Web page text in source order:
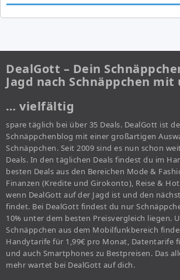
DealGott – Dein
Jagd nach Schnäppchen
… vielfältig
spare täglich bei über 35 Deals. DealGott ist
Schnäppchenblog mit einer großartigen
Schnäppchen. Seit 2009 sind es nun schon
Deals. In den täglichen Deals findest du im
besten Deals aus den Bereichen Mode &
Finanzen (Kredite und Girokonto), Reise &
wenn DealGott auf der Jagd ist und den
findet. Bei DealGott findest du nur
10% unter dem besten Preisvergleich liegen.
Schnäppchen aus dem Mobilfunkbereich
Handytarife für 1,99€ pro Monat, Datentarife
und auch Smartphones zu Bestpreisen. Das
mehr wartet bei DealGott auf dich.